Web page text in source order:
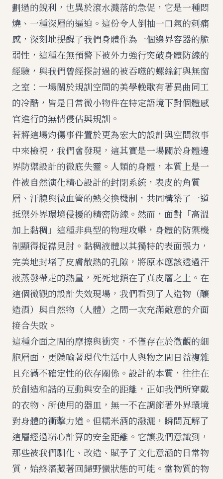
劃過的銳利，也異於滾水濺落的急促，它是一種悶
燒、一種深層的逼迫。這份令人倒抽一口氣的刺痛
感，深刻地提醒了我們身體作為一個邊界容器的脆
弱性，這種在無預警下被外力強行突破身體防線的
經驗，與我們曾經探討過的被吞噬的螺絲釘與無窗
之室：一場關於規訓空間的美學輓歌有著異曲同工
的冷酷，皆是日常微小物件在特定語境下對個體感
官進行的無情侵佔與規訓。
若將這場灼傷事件置於更為宏大的設計與空間敘事
中來檢視，我們會發現，這其實是一場關於身體邊
界防禦設計的徹底失靈。人類的身體，本質上是一
件被自然演化精心設計的封閉系統，表皮的角質
層、汗腺與微血管的熱交換機制，共同構築了一道
抵禦外界環境侵擾的精密防線。然而，面對「高溫
加上黏稠」這種非典型的物理攻擊，身體的防禦機
制顯得捉襟見肘。黏稠液體以其獨特的表面張力，
完美地封堵了皮膚散熱的孔隙，將原本應該透過汗
液蒸發帶走的熱量，死死地鎖在了真皮層之上。在
這個微觀的設計失效現場，我們看到了人造物（釀
造酒）與自然物（人體）之間一次充滿敵意的介面
接合失敗。
這種介面之間的摩擦與衝突，不僅存在於微觀的細
胞層面，更隱喻著現代生活中人與物之間日益複雜
且充滿不確定性的依存關係。設計的本質，往往在
於創造和諧的互動與安全的距離，正如我們所穿戴
的衣物、所使用的器皿，無一不在調節著外界環境
對身體的衝擊力道。但糯米酒的潑灑，瞬間瓦解了
這層經過精心計算的安全距離。它讓我們意識到，
那些被我們馴化、改造、賦予了文化意涵的日常物
質，始終潛藏著回歸野蠻狀態的可能。當物質的物